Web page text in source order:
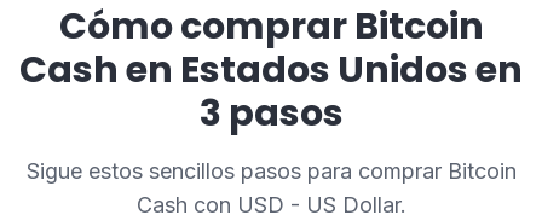
Cómo comprar Bitcoin
Cash en Estados Unidos en
3 pasos
Sigue estos sencillos pasos para comprar Bitcoin
Cash con USD - US Dollar.